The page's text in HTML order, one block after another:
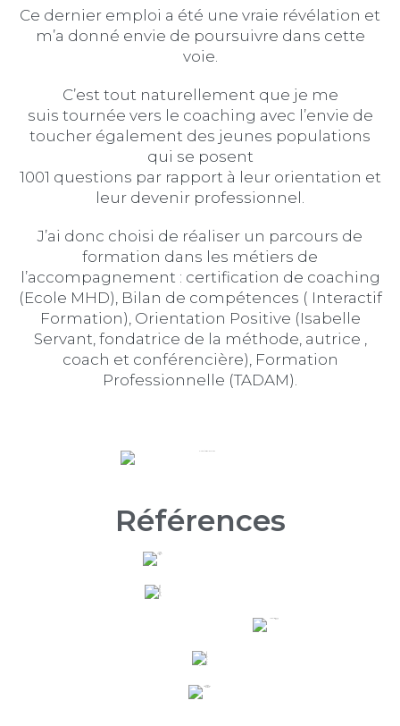
Ce dernier emploi a été une vraie révélation et
m’a donné envie de poursuivre dans cette
voie.
C’est tout naturellement que je me
suis tournée vers le coaching avec l’envie de
toucher également des jeunes populations
qui se posent
1001 questions par rapport à leur orientation et
leur devenir professionnel.
J’ai donc choisi de réaliser un parcours de
formation dans les métiers de
l’accompagnement : certification de coaching
(Ecole MHD), Bilan de compétences ( Interactif
Formation), Orientation Positive (Isabelle
Servant, fondatrice de la méthode, autrice ,
coach et conférencière), Formation
Professionnelle (TADAM).
Références